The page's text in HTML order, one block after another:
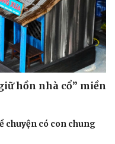
hồn nhà cổ” miền
chuyện có con chung